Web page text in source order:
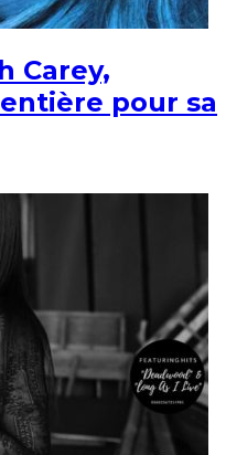
Carey,
pour sa